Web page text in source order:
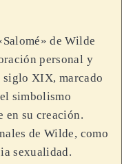
de Wilde
personal y
XIX, marcado
simbolismo
su creación.
de Wilde, como
sexualidad.